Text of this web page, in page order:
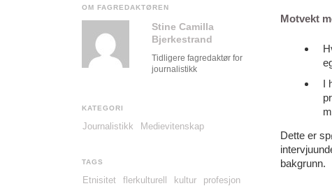
Motvekt
I
Dette er
bakgrunn.
OM FAGREDAKTØREN
Stine Camilla
Bjerkestrand
Tidligere fagredaktør for
journalistikk
KATEGORI
Journalistikk Medievitenskap
TAGS
Etnisitet flerkulturell kultur profesjon